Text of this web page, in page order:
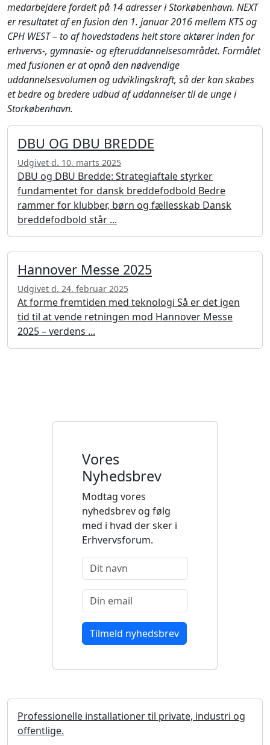
medarbejdere fordelt på 14 adresser i Storkøbenhavn. NEXT
er resultatet af en fusion den 1. januar 2016 mellem KTS og
CPH WEST – to af hovedstadens helt store aktører inden for
erhvervs-, gymnasie- og efteruddannelsesområdet. Formålet
med fusionen er at opnå den nødvendige
uddannelsesvolumen og udviklingskraft, så der kan skabes
et bedre og bredere udbud af uddannelser til de unge i
Storkøbenhavn.
DBU OG DBU BREDDE
Udgivet d. 10. marts 2025
DBU og DBU Bredde: Strategiaftale styrker
fundamentet for dansk breddefodbold Bedre
rammer for klubber, børn og fællesskab Dansk
breddefodbold står ...
Hannover Messe 2025
Udgivet d. 24. februar 2025
At forme fremtiden med teknologi Så er det igen
tid til at vende retningen mod Hannover Messe
2025 – verdens ...
Vores
Nyhedsbrev
Modtag vores
nyhedsbrev og følg
med i hvad der sker i
Erhvervsforum.
Professionelle installationer til private, industri og
offentlige.